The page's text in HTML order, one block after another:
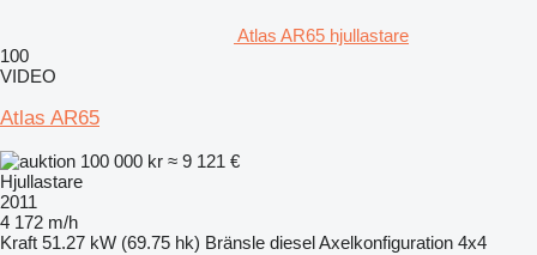
Atlas AR65 hjullastare
100
VIDEO
Atlas AR65
100 000 kr ≈ 9 121 €
Hjullastare
2011
4 172 m/h
Kraft 51.27 kW (69.75 hk) Bränsle dieselAxelkonfiguration 4x4